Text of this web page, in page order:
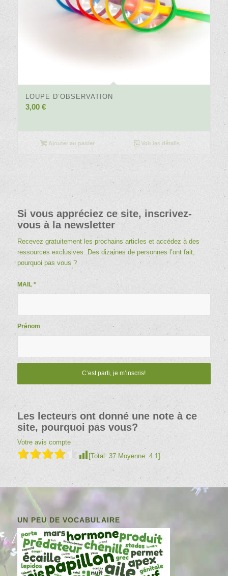
LOUPE D’OBSERVATION
3,00 €
Ajouter au panier Voir les détails
Si vous appréciez ce site, inscrivez-
vous à la newsletter
Recevez gratuitement les prochains articles et accédez à des
ressources exclusives. Des dizaines de personnes l’ont fait,
pourquoi pas vous ?
MAIL *
Prénom
Les lecteurs ont donné une note à ce
site, pourquoi pas vous?
Votre avis compte
[Total: 37Moyenne: 4.1]
UN PEU DE VOCABULAIRE